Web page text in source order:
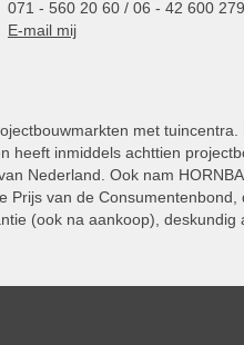
071 - 560 20 60 / 06 - 42 600 279
E-mail mij
met
heeft inmiddels achttien
Nederland. Ook nam
van de
(ook na aankoop),